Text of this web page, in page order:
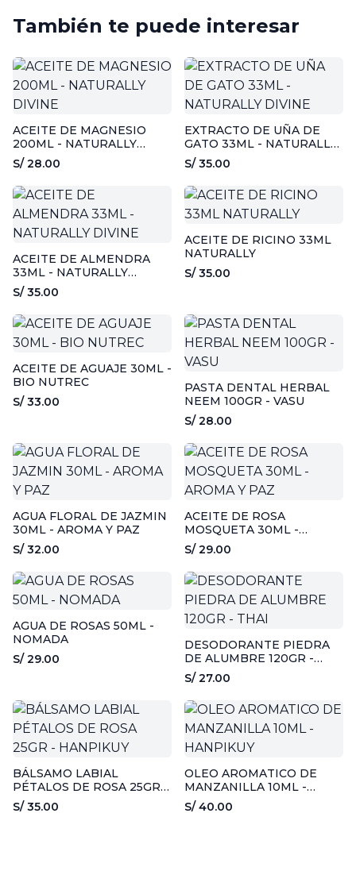
También te puede interesar
ACEITE DE MAGNESIO
200ML - NATURALLY
DIVINE
S/ 28.00
EXTRACTO DE UÑA DE
GATO 33ML - NATURALLY
DIVINE
S/ 35.00
ACEITE DE ALMENDRA
33ML - NATURALLY
DIVINE
S/ 35.00
ACEITE DE RICINO 33ML
NATURALLY
S/ 35.00
ACEITE DE AGUAJE 30ML -
BIO NUTREC
S/ 33.00
PASTA DENTAL HERBAL
NEEM 100GR - VASU
S/ 28.00
AGUA FLORAL DE JAZMIN
30ML - AROMA Y PAZ
S/ 32.00
ACEITE DE ROSA
MOSQUETA 30ML -
AROMA Y PAZ
S/ 29.00
AGUA DE ROSAS 50ML -
NOMADA
S/ 29.00
DESODORANTE PIEDRA
DE ALUMBRE 120GR -
THAI
S/ 27.00
BÁLSAMO LABIAL
PÉTALOS DE ROSA 25GR -
HANPIKUY
S/ 35.00
OLEO AROMATICO DE
MANZANILLA 10ML -
HANPIKUY
S/ 40.00